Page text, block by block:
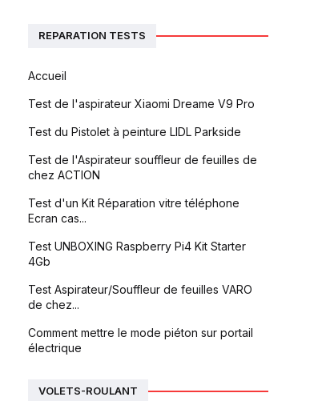
REPARATION TESTS
Accueil
Test de l'aspirateur Xiaomi Dreame V9 Pro
Test du Pistolet à peinture LIDL Parkside
Test de l'Aspirateur souffleur de feuilles de
chez ACTION
Test d'un Kit Réparation vitre téléphone
Ecran cas...
Test UNBOXING Raspberry Pi4 Kit Starter
4Gb
Test Aspirateur/Souffleur de feuilles VARO
de chez...
Comment mettre le mode piéton sur portail
électrique
VOLETS-ROULANT